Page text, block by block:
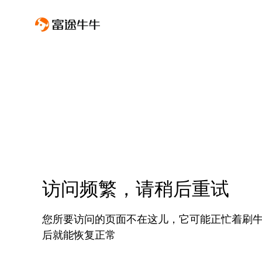
访问频繁，请稍后重试
您所要访问的页面不在这儿，它可能正忙着刷
后就能恢复正常